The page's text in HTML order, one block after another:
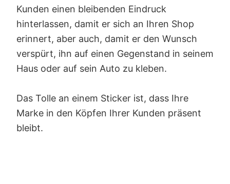
Kunden einen bleibenden Eindruck
hinterlassen, damit er sich an Ihren Shop
erinnert, aber auch, damit er den Wunsch
verspürt, ihn auf einen Gegenstand in seinem
Haus oder auf sein Auto zu kleben.
Das Tolle an einem Sticker ist, dass Ihre
Marke in den Köpfen Ihrer Kunden präsent
bleibt.